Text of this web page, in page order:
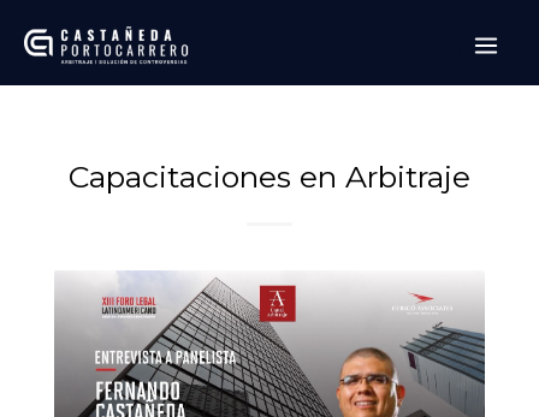
contenido
Capacitaciones en Arbitraje